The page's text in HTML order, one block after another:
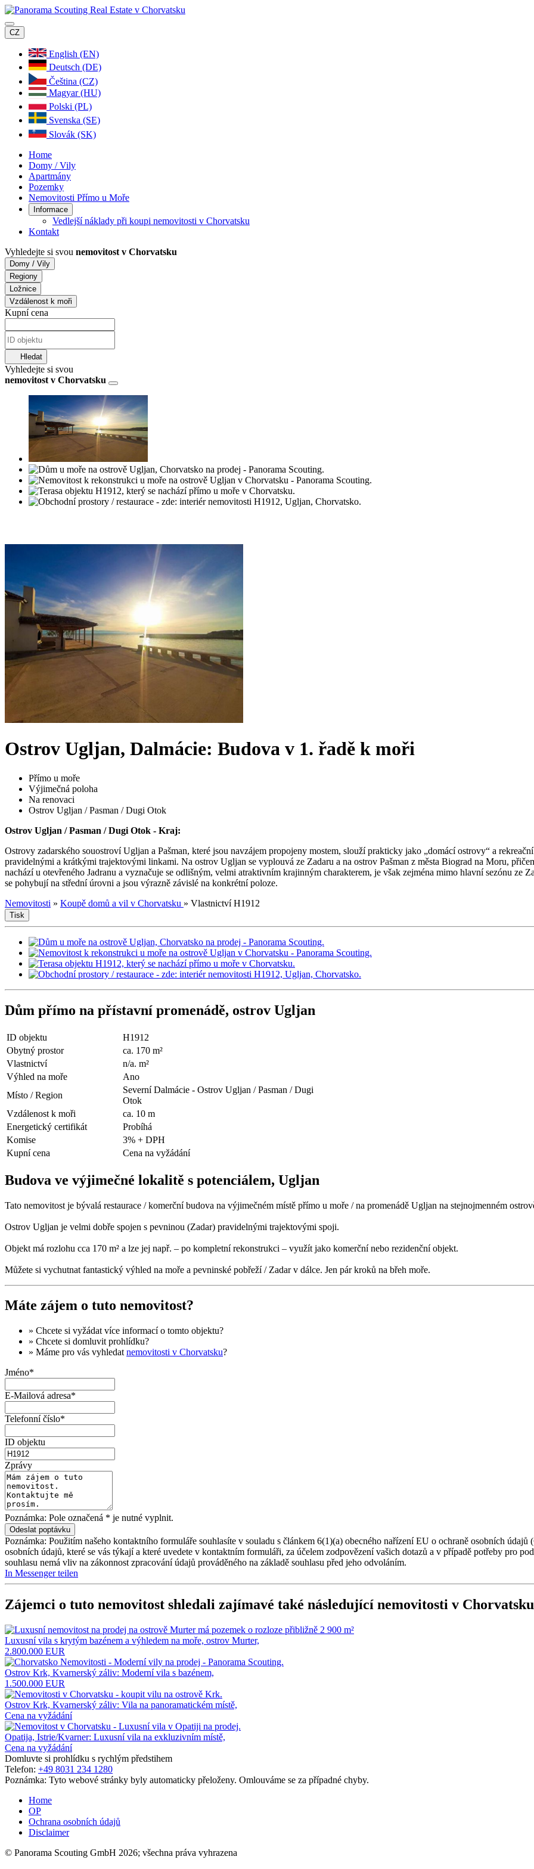
CZ
English (EN)
Deutsch (DE)
Čeština (CZ)
Magyar (HU)
Polski (PL)
Svenska (SE)
Slovák (SK)
Home
Domy / Vily
Apartmány
Pozemky
Nemovitosti Přímo u Moře
Informace
Vedlejší náklady při koupi nemovitosti v Chorvatsku
Kontakt
Vyhledejte si svou nemovitost v Chorvatsku
Domy / Vily
Regiony
Ložnice
Vzdálenost k moři
Kupní cena
Hledat
Vyhledejte si svou
nemovitost v Chorvatsku
Ostrov Ugljan, Dalmácie: Budova v 1. řadě k moři
Přímo u moře
Výjimečná poloha
Na renovaci
Ostrov Ugljan / Pasman / Dugi Otok
Ostrov Ugljan / Pasman / Dugi Otok - Kraj:
Ostrovy zadarského souostroví Ugljan a Pašman, které jsou navzájem propojeny mostem, slouží prakticky jako „domácí ostrovy“ a
pravidelnými a krátkými trajektovými linkami. Na ostrov Ugljan se vyplouvá ze Zadaru a na ostrov Pašman z města Biograd na Moru,
nachází u otevřeného Jadranu a vyznačuje se odlišným, velmi atraktivním krajinným charakterem, je však zejména mimo hlavní sezónu ze
se pohybují na střední úrovni a jsou výrazně závislé na konkrétní poloze.
Nemovitosti » Koupě domů a vil v Chorvatsku » Vlastnictví H1912
Tisk
Dům přímo na přístavní promenádě, ostrov Ugljan
ID objektu
H1912
Obytný prostor
ca. 170 m²
Vlastnictví
n/a. m²
Výhled na moře
Ano
Místo / Region
Severní Dalmácie - Ostrov Ugljan / Pasman / Dugi
Otok
Vzdálenost k moři
ca. 10 m
Energetický certifikát
Probíhá
Komise
3% + DPH
Kupní cena
Cena na vyžádání
Budova ve výjimečné lokalitě s potenciálem, Ugljan
Tato nemovitost je bývalá restaurace / komerční budova na výjimečném místě přímo u moře / na promenádě Ugljan na stejnojmenném
Ostrov Ugljan je velmi dobře spojen s pevninou (Zadar) pravidelnými trajektovými spoji.
Objekt má rozlohu cca 170 m² a lze jej např. – po kompletní rekonstrukci – využít jako komerční nebo rezidenční objekt.
Můžete si vychutnat fantastický výhled na moře a pevninské pobřeží / Zadar v dálce. Jen pár kroků na břeh moře.
Máte zájem o tuto nemovitost?
» Chcete si vyžádat více informacío tomto objektu?
» Chcete si domluvit prohlídku?
» Máme pro vás vyhledat nemovitosti v Chorvatsku?
Jméno*
E-Mailová adresa*
Telefonní číslo*
ID objektu
Zprávy
Poznámka: Pole označená * je nutné vyplnit.
Poznámka: Použitím našeho kontaktního formuláře souhlasíte v souladu s článkem 6(1)(a) obecného nařízení EU o ochraně osobních
osobních údajů, které se vás týkají a které uvedete v kontaktním formuláři, za účelem zodpovězení vašich dotazů a v případě potřeby pro
souhlasu nemá vliv na zákonnost zpracování údajů prováděného na základě souhlasu před jeho odvoláním.
In Messenger teilen
Zájemci o tuto nemovitost shledali zajímavé také následující nemovitosti v Chorvatsku
Luxusní vila s krytým bazénem a výhledem na moře, ostrov Murter,
2.800.000 EUR
Ostrov Krk, Kvarnerský záliv: Moderní vila s bazénem,
1.500.000 EUR
Ostrov Krk, Kvarnerský záliv: Vila na panoramatickém místě,
Cena na vyžádání
Opatija, Istrie/Kvarner: Luxusní vila na exkluzivním místě,
Cena na vyžádání
Domluvte si prohlídku s rychlým předstihem
Telefon: +49 8031 234 1280
Poznámka: Tyto webové stránky byly automaticky přeloženy. Omlouváme se za případné chyby.
Home
OP
Ochrana osobních údajů
Disclaimer
© Panorama Scouting GmbH 2026; všechna práva vyhrazena